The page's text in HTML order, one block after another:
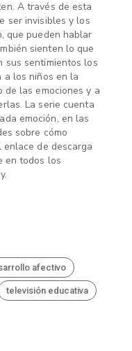
A través de esta
ser invisibles y los
que pueden hablar
sienten lo que
sus sentimientos los
a los niños en la
de las emociones y a
La serie cuenta
emoción, en las
sobre cómo
de descarga
en todos los
afectivo
televisión educativa